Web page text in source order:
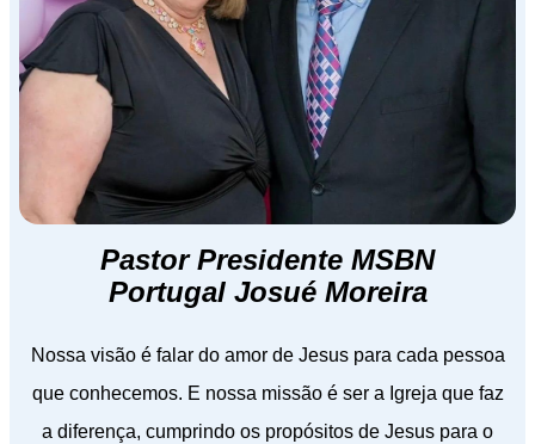
Pastor Presidente MSBN
Portugal Josué Moreira
Nossa visão é falar do amor de Jesus para cada pessoa
que conhecemos. E nossa missão é ser a Igreja que faz
a diferença, cumprindo os propósitos de Jesus para o